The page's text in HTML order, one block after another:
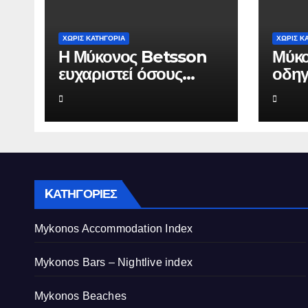
ΧΩΡΊΣ ΚΑΤΗΓΟΡΊΑ
Η Μύκονος Betsson
ευχαριστεί όσους
συνέδεσαν το όνομά
τους με την ιστορική
χρονιά
ΧΩΡΊΣ
από
KΑΤΗΓΟΡΊΕΣ
Mykonos Accommodation Index
Mykonos Bars – Nightlive index
Mykonos Beaches